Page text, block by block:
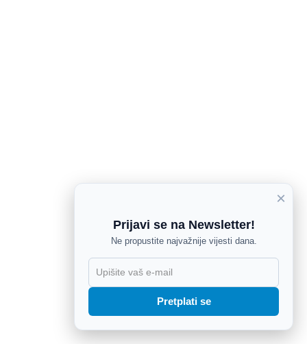
×
Prijavi se na Newsletter!
Ne propustite najvažnije vijesti dana.
Pretplati se